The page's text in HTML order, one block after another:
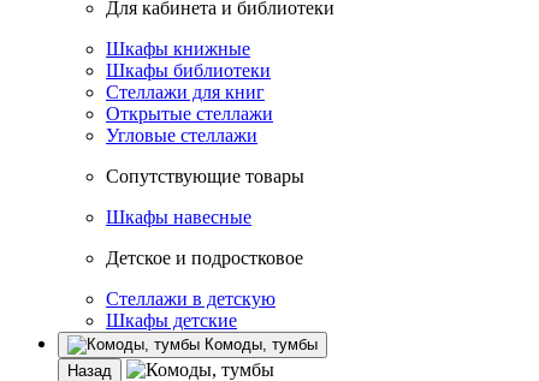
Для кабинета и библиотеки
Шкафы книжные
Шкафы библиотеки
Стеллажи для книг
Открытые стеллажи
Угловые стеллажи
Сопутствующие товары
Шкафы навесные
Детское и подростковое
Стеллажи в детскую
Шкафы детские
Комоды, тумбы
Назад